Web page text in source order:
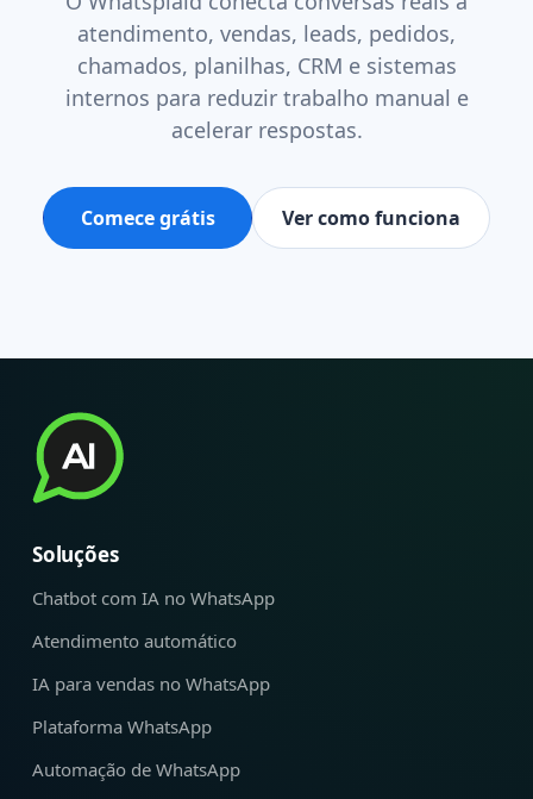
atendimento, vendas, leads, pedidos,
chamados, planilhas, CRM e sistemas
internos para reduzir trabalho manual e
acelerar respostas.
Comece grátis Ver como funciona
Soluções
Chatbot com IA no WhatsApp
Atendimento automático
IA para vendas no WhatsApp
Plataforma WhatsApp
Automação de WhatsApp